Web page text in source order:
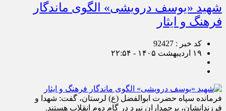
شهید «یوسف درویشی» الگوی ماندگار
فرهنگ و ایثار
کد خبر : 92427
۱۹ اردیبهشت ۱۴۰۵ - ۲۲:۵۴
فرمانده سپاه حضرت ابوالفضل (ع) لرستان، گفت: شهدا و
فرزندانشان، پرچمداران نبرد در گام دوم انقلاب هستند.